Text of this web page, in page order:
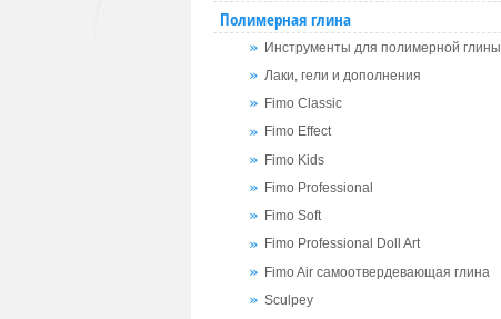
Полимерная глина
Инструменты для полимерной глины
Лаки, гели и дополнения
Fimo Classic
Fimo Effect
Fimo Kids
Fimo Professional
Fimo Soft
Fimo Professional Doll Art
Fimo Air самоотвердевающая глина
Sculpey